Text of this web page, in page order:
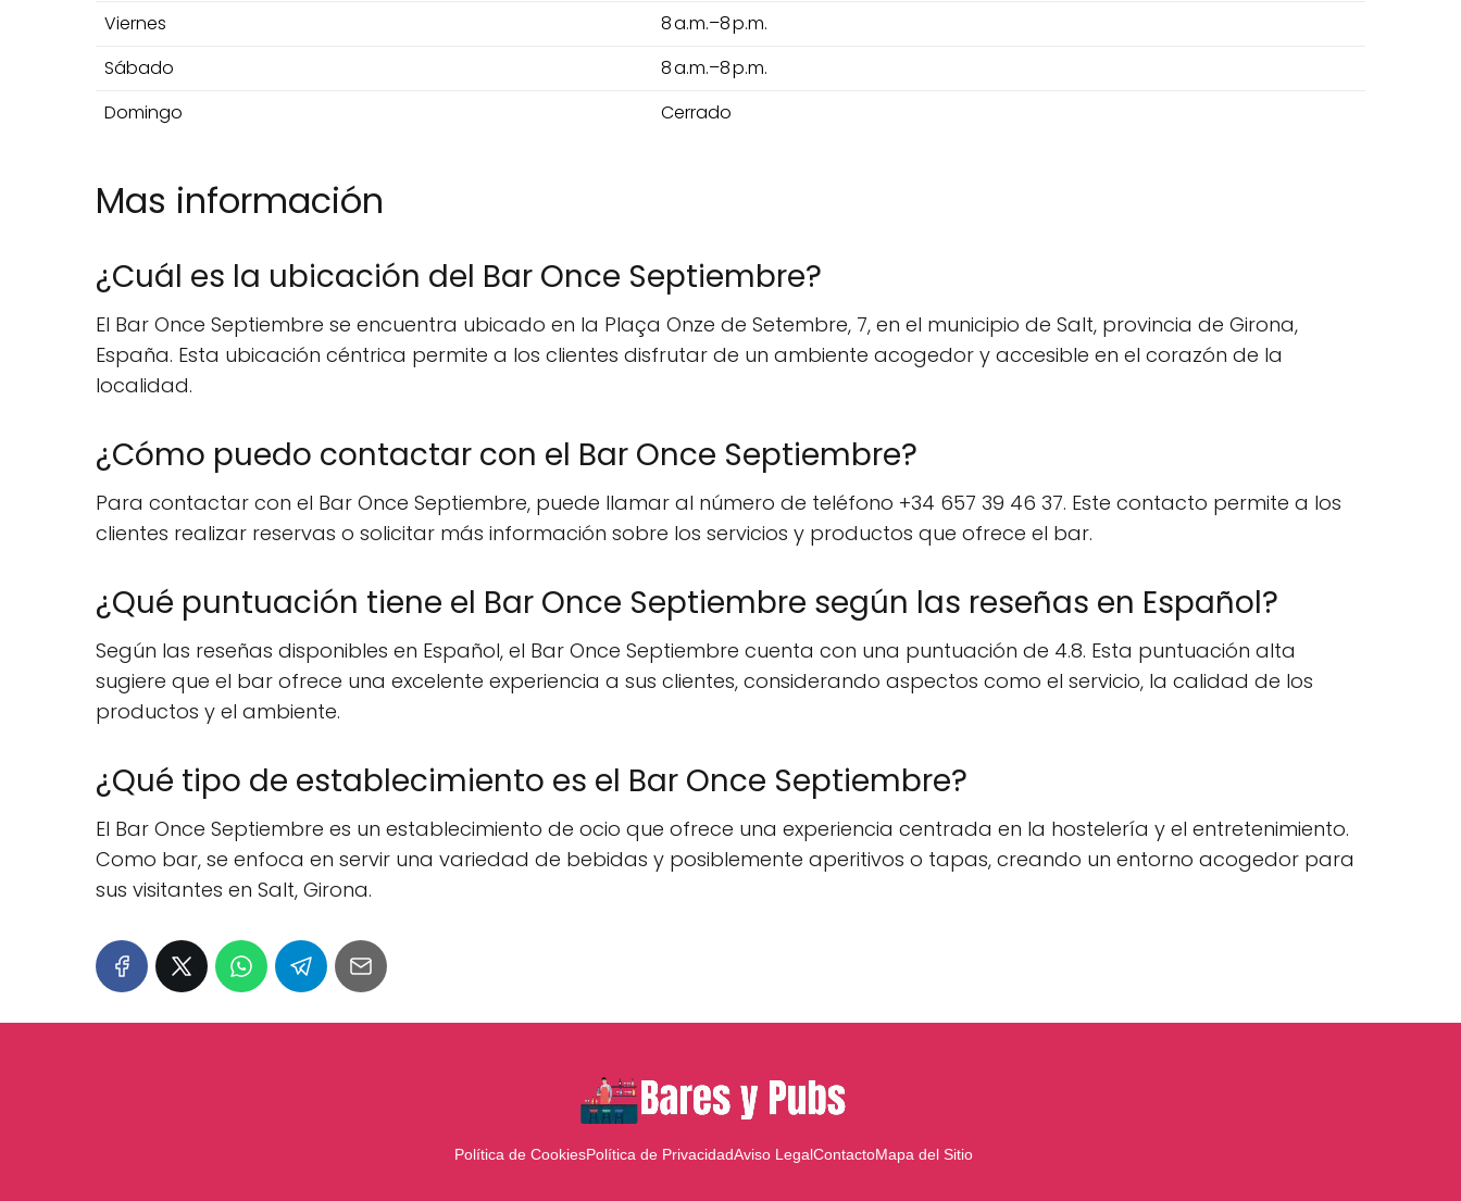
Viernes
8 a.m.–8 p.m.
Sábado
8 a.m.–8 p.m.
Domingo
Cerrado
Mas información
¿Cuál es la ubicación del Bar Once Septiembre?
El Bar Once Septiembre se encuentra ubicado en la Plaça Onze de Setembre, 7, en el municipio de Salt, provincia de Girona,
España. Esta ubicación céntrica permite a los clientes disfrutar de un ambiente acogedor y accesible en el corazón de la
localidad.
¿Cómo puedo contactar con el Bar Once Septiembre?
Para contactar con el Bar Once Septiembre, puede llamar al número de teléfono +34 657 39 46 37. Este contacto permite a los
clientes realizar reservas o solicitar más información sobre los servicios y productos que ofrece el bar.
¿Qué puntuación tiene el Bar Once Septiembre según las reseñas en Español?
Según las reseñas disponibles en Español, el Bar Once Septiembre cuenta con una puntuación de 4.8. Esta puntuación alta
sugiere que el bar ofrece una excelente experiencia a sus clientes, considerando aspectos como el servicio, la calidad de los
productos y el ambiente.
¿Qué tipo de establecimiento es el Bar Once Septiembre?
El Bar Once Septiembre es un establecimiento de ocio que ofrece una experiencia centrada en la hostelería y el entretenimiento.
Como bar, se enfoca en servir una variedad de bebidas y posiblemente aperitivos o tapas, creando un entorno acogedor para
sus visitantes en Salt, Girona.
Política de CookiesPolítica de PrivacidadAviso LegalContactoMapa del Sitio